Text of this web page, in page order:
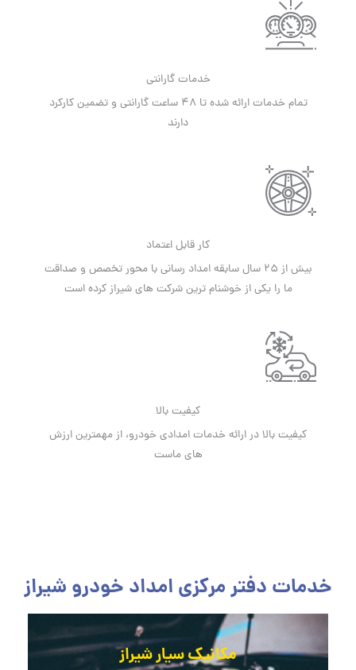
خدمات گارانتی
تمام خدمات ارائه شده تا 48 ساعت گارانتی و تضمین کارکرد
دارند
کار قابل اعتماد
بیش از 25 سال سابقه امداد رسانی با محور تخصص و صداقت
ما را یکی از خوشنام ترین شرکت های شیراز کرده است
کیفیت بالا
کیفیت بالا در ارائه خدمات امدادی خودرو، از مهمترین ارزش
های ماست
خدمات دفتر مرکزی امداد خودرو شیراز
مکانیک سیار شیراز